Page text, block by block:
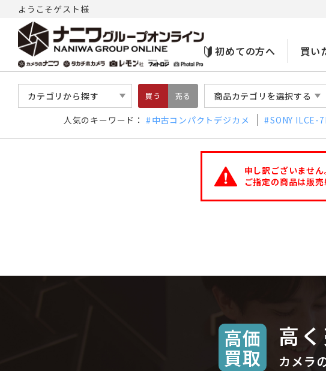
ようこそゲスト様
初めての方へ 買い
カテゴリから探す 買う 売る 商品カテゴリを選択する
人気のキーワード： 中古コンパクトデジカメ SONY ILCE-
申し訳ございません
ご指定の商品は販
高価
買取
高
カメラ